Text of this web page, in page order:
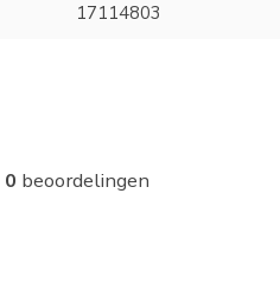
17114803
0 beoordelingen